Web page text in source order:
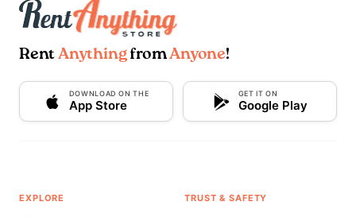
Rent AnythingfromAnyone!
DOWNLOAD ON THE
App Store
GET IT ON
Google Play
EXPLORE TRUST & SAFETY